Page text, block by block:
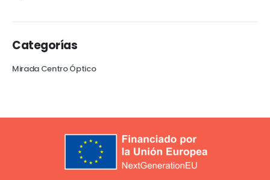
Categorías
Mirada Centro Óptico